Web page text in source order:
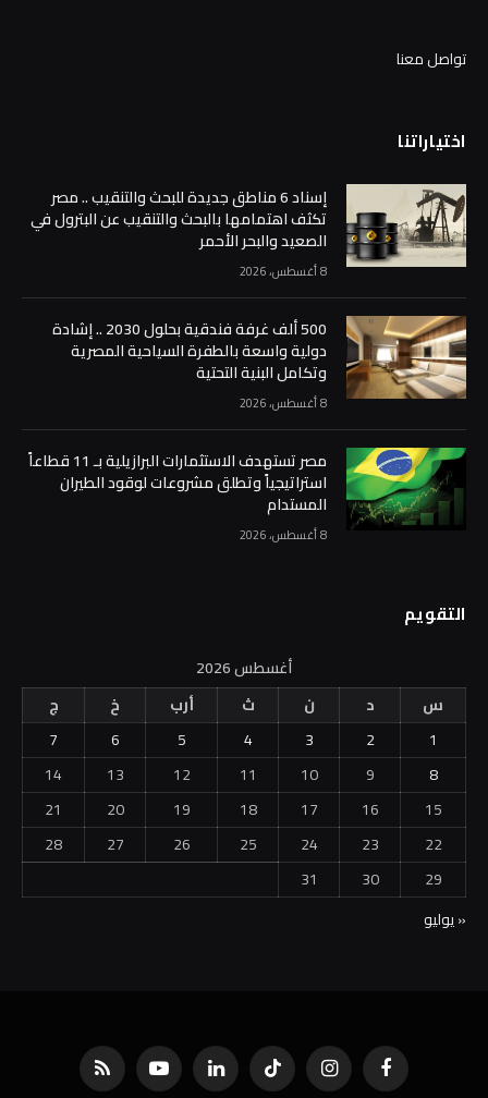
تواصل معنا
اختياراتنا
إسناد 6 مناطق جديدة للبحث والتنقيب .. مصر
تكثف اهتمامها بالبحث والتنقيب عن البترول في
الصعيد والبحر الأحمر
8 أغسطس، 2026
500 ألف غرفة فندقية بحلول 2030 .. إشادة
دولية واسعة بالطفرة السياحية المصرية
وتكامل البنية التحتية
8 أغسطس، 2026
مصر تستهدف الاستثمارات البرازيلية بـ 11 قطاعاً
استراتيجياً وتطلق مشروعات لوقود الطيران
المستدام
8 أغسطس، 2026
التقويم
أغسطس 2026
س
د ن ث أرب خ
ج
1
2
3
4
5
6
7
8
9
10
11
12
13
14
15
16
17
18
19
20
21
22
23
24
25
26
27
28
29
30
31
« يوليو
فيسبوك الانستغرامتيكتوك لينكدإن يوتيوب RSS